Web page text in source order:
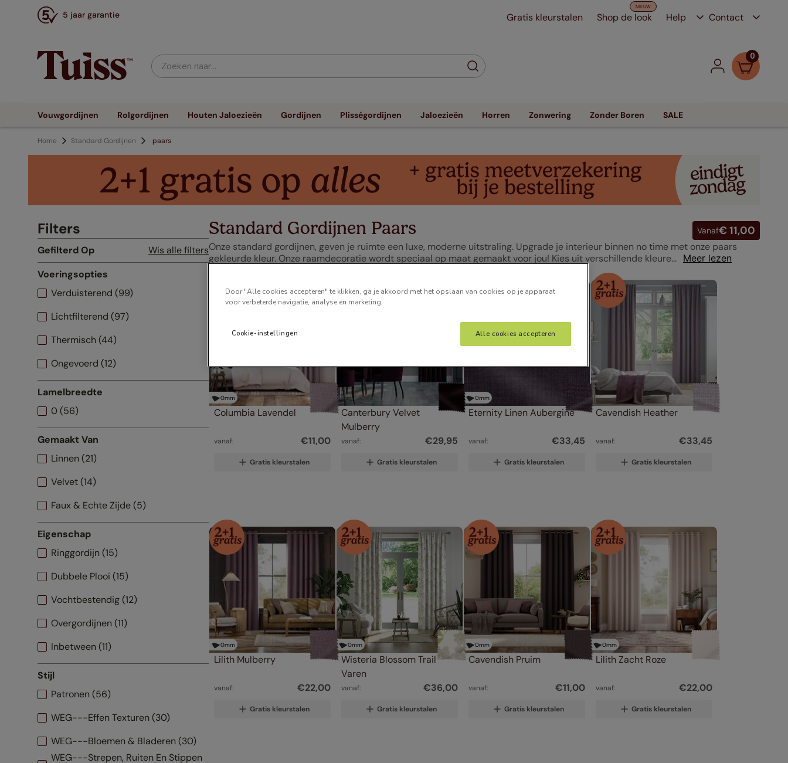
5 jaar garantie Gratis kleurstalen Shop de look Help Contact
Zoeken naar... 0
Vouwgordijnen Rolgordijnen Houten Jaloezieën Gordijnen Plisségordijnen Jaloezieën Horren Zonwering Zonder Boren SALE
Standard Gordijnen paars
Filters
Gefilterd Op
Wis alle filters
Voeringsopties
Verduisterend (99)
Lichtfilterend (97)
Thermisch(44)
Ongevoerd (12)
Lamelbreedte
0 (56)
Gemaakt Van
Linnen (21)
Velvet(14)
Faux & Echte Zijde(5)
Eigenschap
Ringgordijn (15)
Dubbele Plooi (15)
Vochtbestendig(12)
Overgordijnen (11)
Inbetween (11)
Wave Gordijnen
Stijl
Patronen (56)
WEG---Effen Texturen (30)
WEG---Bloemen & Bladeren (30)
WEG---Strepen, Ruiten En Stippen
Standard Gordijnen Paars Vanaf€ 11,00
Onze standard gordijnen, geven je ruimte een luxe, moderne uitstraling. Upgrade je interieur binnen no time met onze paars
gekleurde kleur. Onze raamdecoratie wordt speciaal op maat gemaakt voor jou! Kies uit verschillende kleure... Meer lezen
0mm
Columbia Lavendel
vanaf: €11,00
Gratis kleurstalen
Canterbury Velvet
Mulberry
vanaf: €29,95
Gratis kleurstalen
0mm
Eternity Linen Aubergine
vanaf: €33,45
Gratis kleurstalen
Cavendish Heather
vanaf: €33,45
Gratis kleurstalen
0mm
Lilith Mulberry
vanaf: €22,00
Gratis kleurstalen
0mm
Wisteria Blossom Trail
Varen
vanaf: €36,00
Gratis kleurstalen
0mm
Cavendish Pruim
vanaf: €11,00
Gratis kleurstalen
0mm
Lilith Zacht Roze
vanaf: €22,00
Gratis kleurstalen
Door "Alle cookies accepteren" te klikken, ga je akkoord met het opslaan van cookies op je apparaat
voor verbeterde navigatie, analyse en marketing.
Cookie-instellingen Alle cookies accepteren